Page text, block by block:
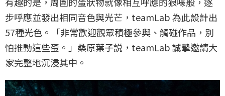
步呼應並發出相同音色與光芒，teamLab 為此設計出
57種光色。「非常歡迎觀眾積極參與、觸碰作品，別
怕推動這些蛋。」桑原葉子説，teamLab 誠摯邀請大
家完整地沉浸其中。